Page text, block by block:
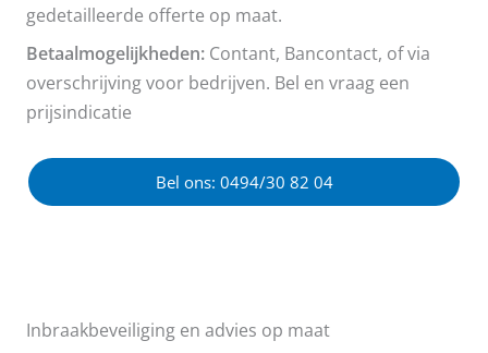
gedetailleerde offerte op maat.
Betaalmogelijkheden: Contant, Bancontact, of via
overschrijving voor bedrijven. Bel en vraag een
prijsindicatie
Bel ons: 0494/30 82 04
Inbraakbeveiliging en advies op maat